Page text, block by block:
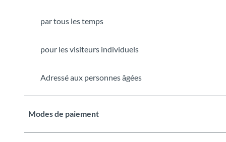
par tous les temps
pour les visiteurs individuels
Adressé aux personnes âgées
Modes de paiement